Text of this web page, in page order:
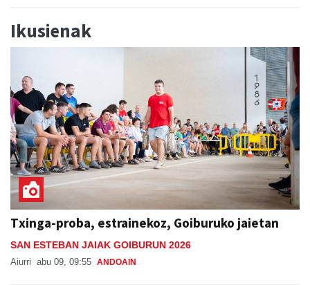
Ikusienak
Txinga-proba, estrainekoz, Goiburuko jaietan
SAN ESTEBAN JAIAK GOIBURUN 2026
Aiurri abu 09, 09:55 ANDOAIN